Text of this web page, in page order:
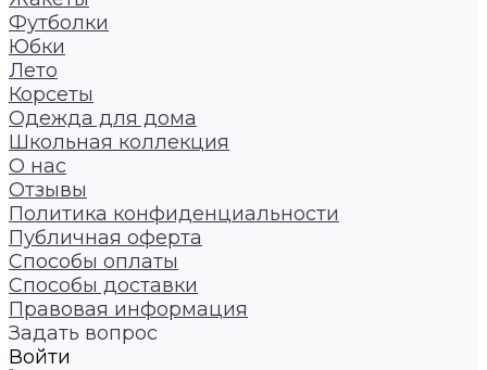
Футболки
Юбки
Лето
Корсеты
Одежда для дома
Школьная коллекция
О нас
Отзывы
Политика конфиденциальности
Публичная оферта
Способы оплаты
Способы доставки
Правовая информация
Задать вопрос
Войти